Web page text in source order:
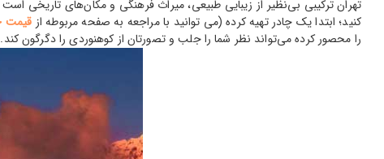
تهران ترکیبی بی‌نظیر از زیبایی طبیعی، میراث فرهنگی و مکان‌های تاریخی
کنید؛ ابتدا یک چادر تهیه کرده (می توانید با مراجعه به صفحه مربوطه از قیمت
را محصور کرده می‌تواند نظر شما را جلب و تصور‌تان از کوهنوردی را دگرگون